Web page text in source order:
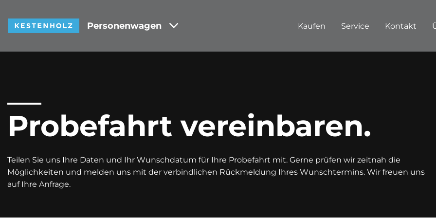
Personenwagen Kaufen Service Kontakt
Probefahrt vereinbaren.
Teilen Sie uns Ihre Daten und Ihr Wunschdatum für Ihre Probefahrt mit. Gerne prüfen wir zeitnah die
Möglichkeiten und melden uns mit der verbindlichen Rückmeldung Ihres Wunschtermins. Wir freuen uns
auf Ihre Anfrage.